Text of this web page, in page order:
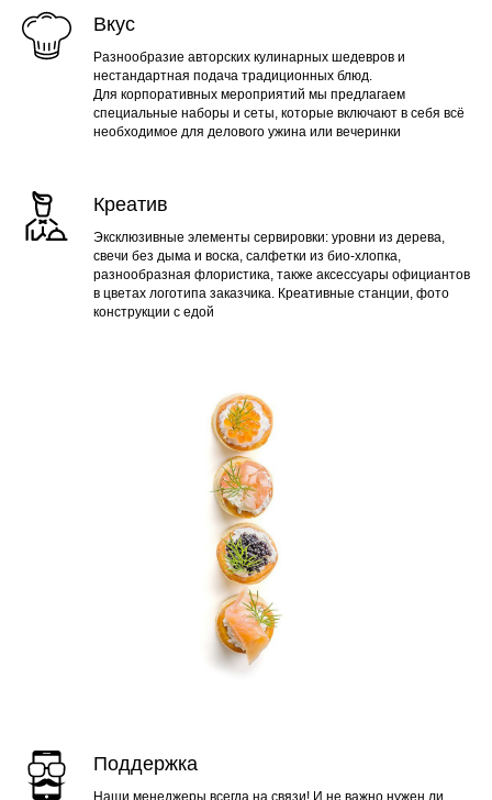
Вкус
Разнообразие авторских кулинарных шедевров и
нестандартная подача традиционных блюд.
Для корпоративных мероприятий мы предлагаем
специальные наборы и сеты, которые включают в себя всё
необходимое для делового ужина или вечеринки
Креатив
Эксклюзивные элементы сервировки: уровни из дерева,
свечи без дыма и воска, салфетки из био-хлопка,
разнообразная флористика, также аксессуары официантов
в цветах логотипа заказчика. Креативные станции, фото
конструкции с едой
Поддержка
Наши менеджеры всегда на связи! И не важно нужен ли